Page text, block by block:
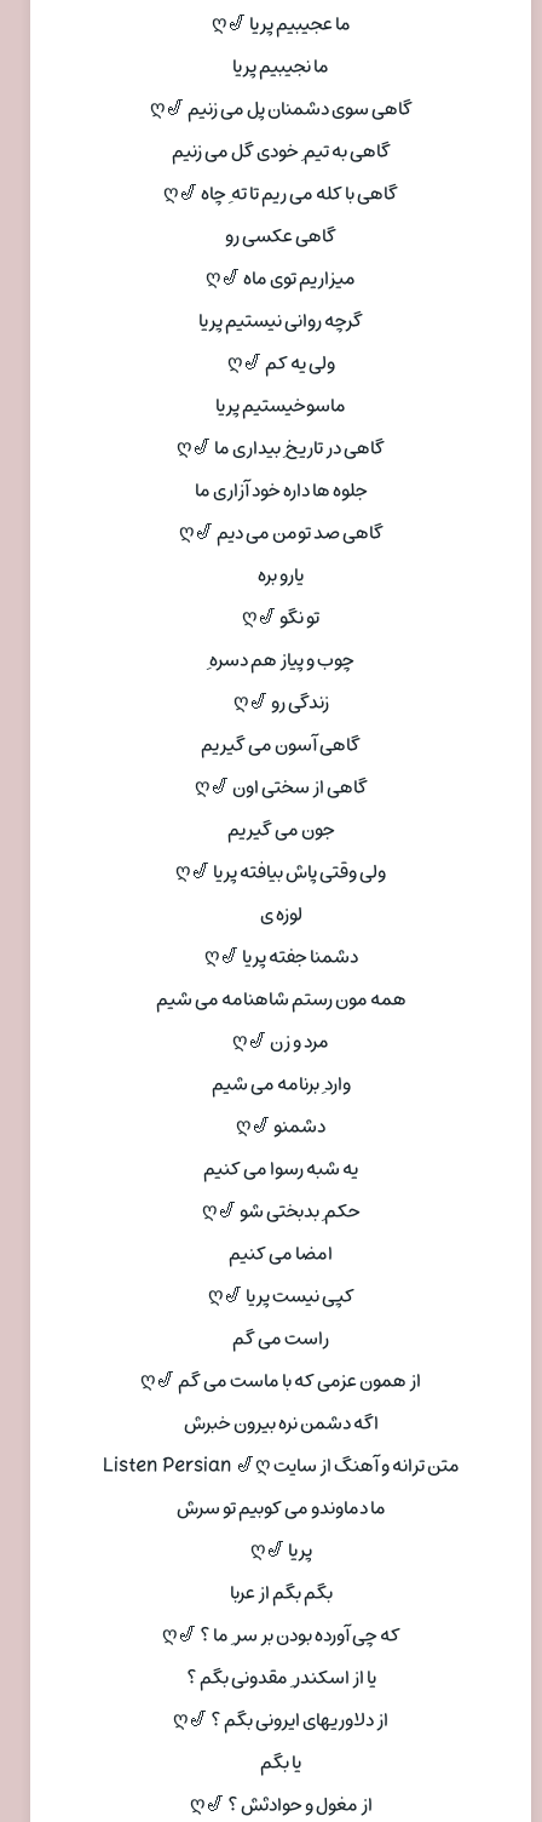
ما عجیبیم پریا 🎷ღ
ما نجیبیم پریا
گاهی سوی دشمنان پل می زنیم 🎷ღ
گاهی به تیم ِ خودی گل می زنیم
گاهی با کله می ریم تا ته ِ چاه 🎷ღ
گاهی عکسی رو
میزاریم توی ماه 🎷ღ
گرچه روانی نیستیم پریا
ولی یه کم 🎷ღ
ماسوخیستیم پریا
گاهی در تاریخ ِ بیداری ما 🎷ღ
جلوه ها داره خود آزاری ما
گاهی صد تومن می دیم 🎷ღ
یارو بره
تو نگو 🎷ღ
چوب و پیاز هم دسره ِ
زندگی رو 🎷ღ
گاهی آسون می گیریم
گاهی از سختی اون 🎷ღ
جون می گیریم
ولی وقتی پاش بیافته پریا 🎷ღ
لوزه ی
دشمنا جفته پریا 🎷ღ
همه مون رستم شاهنامه می شیم
مرد و زن 🎷ღ
وارد ِ برنامه می شیم
دشمنو 🎷ღ
یه شبه رسوا می کنیم
حکم ِ بدبختی شو 🎷ღ
امضا می کنیم
کپی نیست پریا 🎷ღ
راست می گم
از همون عزمی که با ماست می گم 🎷ღ
اگه دشمن نره بیرون خبرش
متن ترانه و آهنگ از سایت Listen Persian 🎷ღ
ما دماوندو می کوبیم تو سرش
پریا 🎷ღ
بگم بگم از عربا
که چی آورده بودن بر سر ِ ما ؟ 🎷ღ
یا از اسکندر ِ مقدونی بگم ؟
از دلاوریهای ایرونی بگم ؟ 🎷ღ
یا بگم
از مغول و حوادثش ؟ 🎷ღ